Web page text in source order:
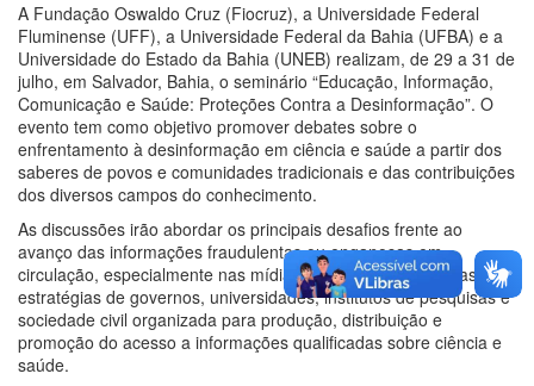
A Fundação Oswaldo Cruz (Fiocruz), a Universidade Federal
Fluminense (UFF), a Universidade Federal da Bahia (UFBA) e a
Universidade do Estado da Bahia (UNEB) realizam, de 29 a 31 de
julho, em Salvador, Bahia, o seminário “Educação, Informação,
Comunicação e Saúde: Proteções Contra a Desinformação”. O
evento tem como objetivo promover debates sobre o
enfrentamento à desinformação em ciência e saúde a partir dos
saberes de povos e comunidades tradicionais e das contribuições
dos diversos campos do conhecimento.
As discussões irão abordar os principais desafios frente ao
avanço das informações fraudulentas ou enganosas em
circulação, especialmente nas mídias sociais, destacando as
estratégias de governos, universidades, institutos de pesquisas e
sociedade civil organizada para produção, distribuição e
promoção do acesso a informações qualificadas sobre ciência e
saúde.